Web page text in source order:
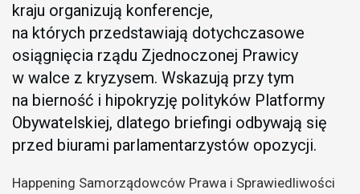
kraju organizują konferencje,
na których przedstawiają dotychczasowe
osiągnięcia rządu Zjednoczonej Prawicy
w walce z kryzysem. Wskazują przy tym
na bierność i hipokryzję polityków Platformy
Obywatelskiej, dlatego briefingi odbywają się
przed biurami parlamentarzystów opozycji.
Happening Samorządowców Prawa i Sprawiedliwości